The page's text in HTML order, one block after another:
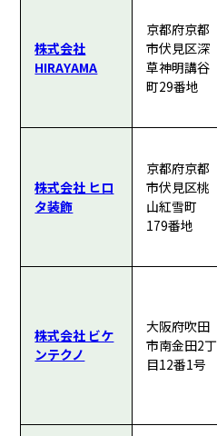
株式会社
HIRAYAMA
京都府京都
市伏見区深
草神明講谷
町29番地
株式会社 ヒロ
タ装飾
京都府京都
市伏見区桃
山紅雪町
179番地
株式会社 ビケ
ンテクノ
大阪府吹田
市南金田2丁
目12番1号